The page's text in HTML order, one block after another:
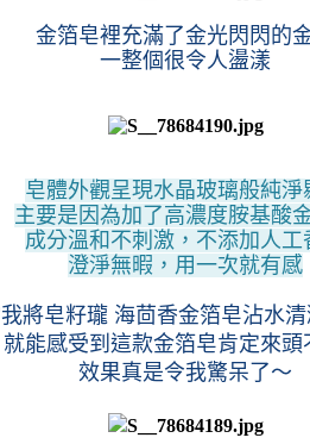
金箔皂裡充滿了金光閃閃的
一整個很令人盪漾
皂體外觀呈現水晶玻璃般純淨
主要是因為加了高濃度胺基酸
成分溫和不刺激，不添加人工
澄淨無暇，用一次就有感
將皂籽瓏 海茴香金箔皂沾水
就能感受到這款金箔皂肯定來頭
效果真是令我驚呆了～